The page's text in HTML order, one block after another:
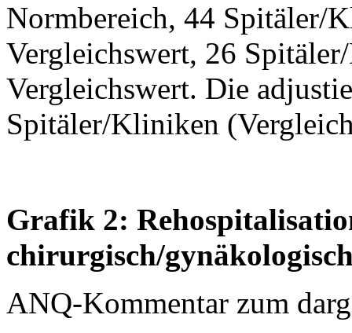
Normbereich, 44 Spitäler/
Vergleichswert, 26
Vergleichswert. Die
Spitäler/Kliniken
Grafik 2:
chirurgisch/
ANQ-Kommentar zum